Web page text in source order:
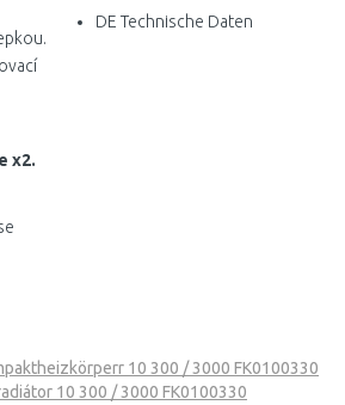
x2.
DE Technische Daten
10 300 / 3000 FK0100330
10 300 / 3000 FK0100330